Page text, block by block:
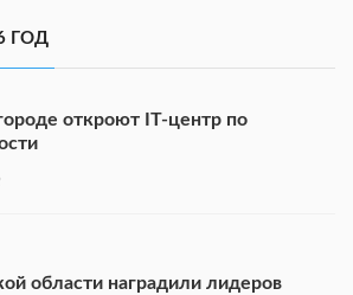
ГОД
откроют IT-центр по
области наградили лидеров